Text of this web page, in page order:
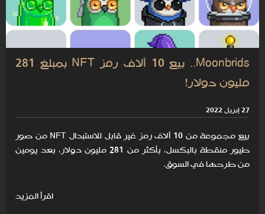
Moonbrids.. بيع 10 آلاف رمز NFT بمبلغ 281
مليون دولار!
27 إبريل 2022
بيع مجموعة من 10 آلاف رمز غير قابل للاستبدال NFT من صور
طيور منقطة بالبكسل، بأكثر من 281 مليون دولار، بعد يومين
من طرحها في السوق.
اقرأ المزيد